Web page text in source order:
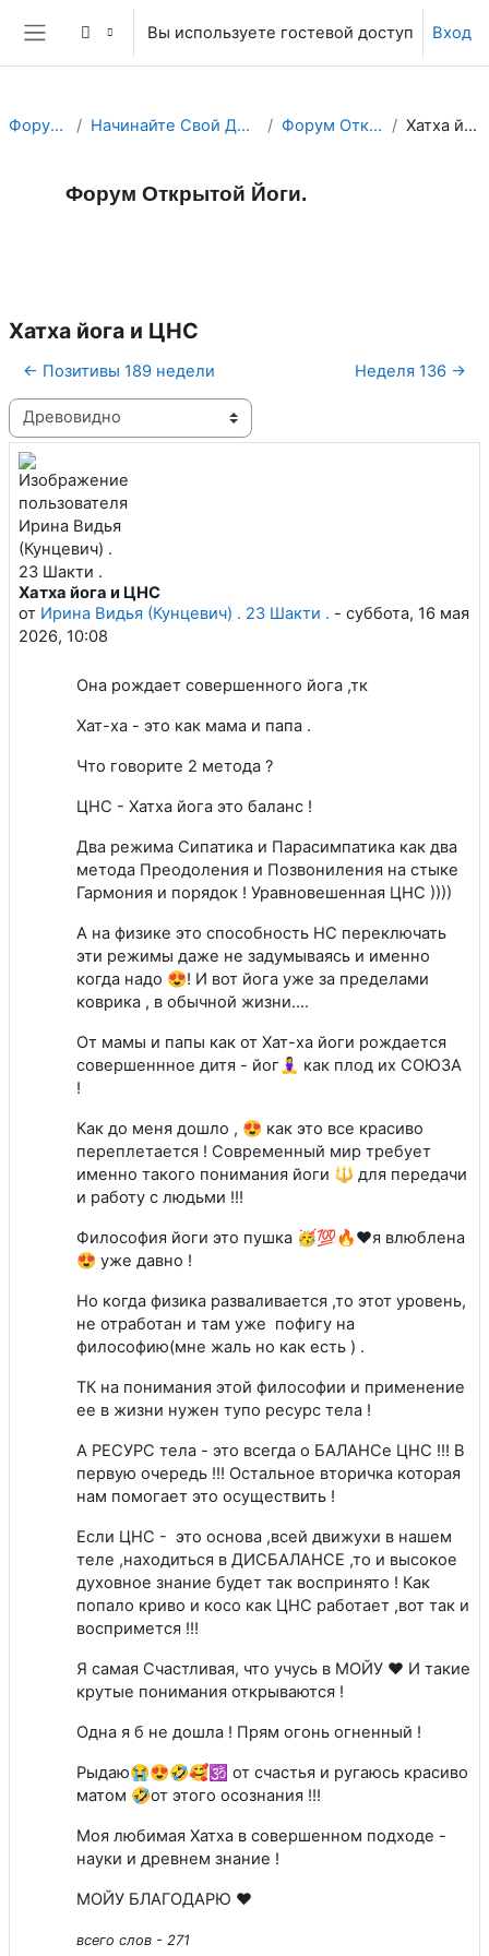
Перейти к основному содержанию
Боковая панель
Вы используете гостевой доступ Вход
Форум Йоги. Начинайте Свой День с Йога Форума! Форум Открытой Йоги. Хатха йога и ЦНС
Форум Открытой Йоги.
Хатха йога и ЦНС
← Позитивы 189 недели Неделя 136 →
Режим отображения
Хатха йога и ЦНС
от Ирина Видья (Кунцевич) . 23 Шакти . - суббота, 16 мая
2026, 10:08
Количество ответов: 0
Она рождает совершенного йога ,тк
Хат-ха - это как мама и папа .
Что говорите 2 метода ?
ЦНС - Хатха йога это баланс !
Два режима Сипатика и Парасимпатика как два
метода Преодоления и Позвониления на стыке
Гармония и порядок ! Уравновешенная ЦНС ))))
А на физике это способность НС переключать
эти режимы даже не задумываясь и именно
когда надо 😍! И вот йога уже за пределами
коврика , в обычной жизни....
От мамы и папы как от Хат-ха йоги рождается
совершеннное дитя - йог🧘‍♀️ как плод их СОЮЗА
!
Как до меня дошло , 😍 как это все красиво
переплетается ! Современный мир требует
именно такого понимания йоги 🔱 для передачи
и работу с людьми !!!
Философия йоги это пушка 🥳💯🔥❤я влюблена
😍 уже давно !
Но когда физика разваливается ,то этот уровень,
не отработан и там уже пофигу на
философию(мне жаль но как есть ) .
ТК на понимания этой философии и применение
ее в жизни нужен тупо ресурс тела !
А РЕСУРС тела - это всегда о БАЛАНСе ЦНС !!! В
первую очередь !!! Остальное вторичка которая
нам помогает это осуществить !
Если ЦНС - это основа ,всей движухи в нашем
теле ,находиться в ДИСБАЛАНСЕ ,то и высокое
духовное знание будет так воспринято ! Как
попало криво и косо как ЦНС работает ,вот так и
воспримется !!!
Я самая Счастливая, что учусь в МОЙУ ❤️ И такие
крутые понимания открываются !
Одна я б не дошла ! Прям огонь огненный !
Рыдаю😭😍🤣🥰🕉️ от счастья и ругаюсь красиво
матом 🤣от этого осознания !!!
Моя любимая Хатха в совершенном подходе -
науки и древнем знание !
МОЙУ БЛАГОДАРЮ ❤
всего слов - 271